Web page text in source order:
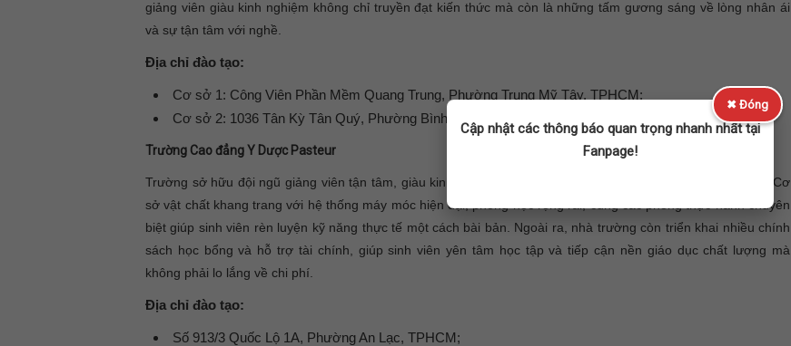
giảng viên giàu kinh nghiệm không chỉ truyền đạt kiến thức mà còn là những tấm gương sáng về lòng nhân ái
và sự tận tâm với nghề.
Địa chỉ đào tạo:
Cơ sở 1: Công Viên Phần Mềm Quang Trung, Phường Trung Mỹ Tây, TPHCM;
Cơ sở 2: 1036 Tân Kỳ Tân Quý, Phường Bình Hưng Hòa, TPHCM.
Trường Cao đẳng Y Dược Pasteur
Trường sở hữu đội ngũ giảng viên tận tâm, giàu kinh nghiệm trong giảng dạy và thực hành ngành Hộ sinh. Cơ
sở vật chất khang trang với hệ thống máy móc hiện đại, phòng học rộng rãi, cùng các phòng thực hành chuyên
biệt giúp sinh viên rèn luyện kỹ năng thực tế một cách bài bản. Ngoài ra, nhà trường còn triển khai nhiều chính
sách học bổng và hỗ trợ tài chính, giúp sinh viên yên tâm học tập và tiếp cận nền giáo dục chất lượng mà
không phải lo lắng về chi phí.
Địa chỉ đào tạo:
Số 913/3 Quốc Lộ 1A, Phường An Lạc, TPHCM;
✖ Đóng
Cập nhật các thông báo quan trọng nhanh nhất tại
Fanpage!